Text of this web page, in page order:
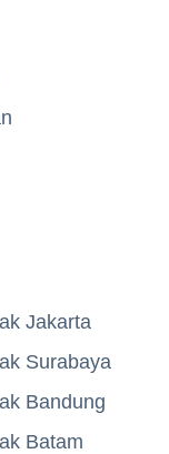
Jakarta
Surabaya
Bandung
Batam